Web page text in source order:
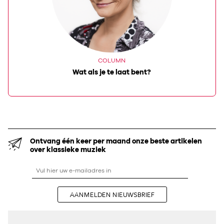
COLUMN
Wat als je te laat bent?
Ontvang één keer per maand onze beste artikelen
over klassieke muziek
AANMELDEN NIEUWSBRIEF